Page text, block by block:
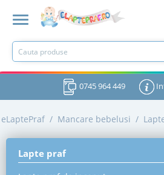
0745 964 449
eLaptePraf / Mancare bebelusi /
Lapte praf